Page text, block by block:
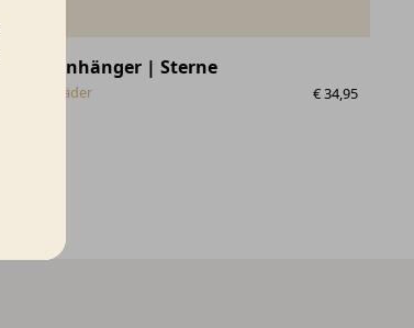
Anhänger | Sterne
Räder €34,95